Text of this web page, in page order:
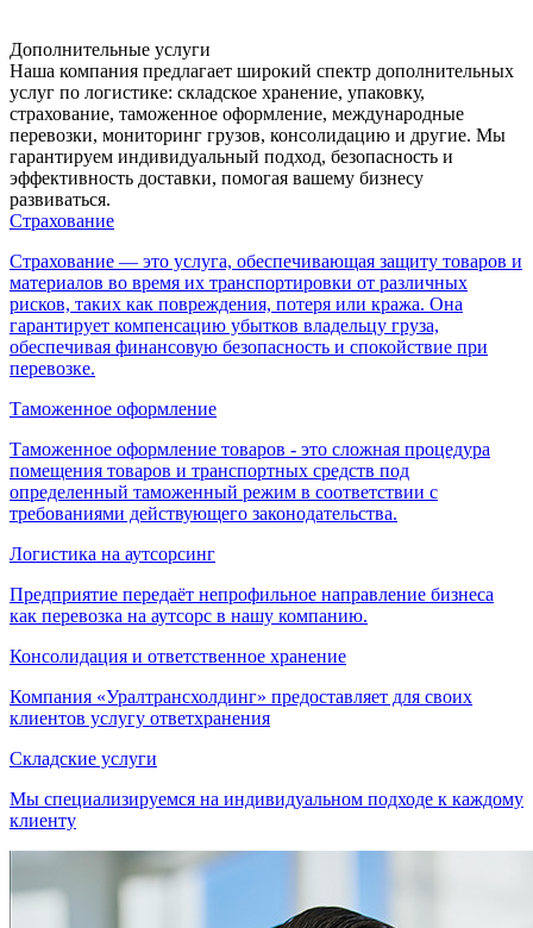
Дополнительные услуги
Наша компания предлагает широкий спектр дополнительных
услуг по логистике: складское хранение, упаковку,
страхование, таможенное оформление, международные
перевозки, мониторинг грузов, консолидацию и другие. Мы
гарантируем индивидуальный подход, безопасность и
эффективность доставки, помогая вашему бизнесу
развиваться.
Страхование
Страхование — это услуга, обеспечивающая защиту товаров и
материалов во время их транспортировки от различных
рисков, таких как повреждения, потеря или кража. Она
гарантирует компенсацию убытков владельцу груза,
обеспечивая финансовую безопасность и спокойствие при
перевозке.
Таможенное оформление
Таможенное оформление товаров - это сложная процедура
помещения товаров и транспортных средств под
определенный таможенный режим в соответствии с
требованиями действующего законодательства.
Логистика на аутсорсинг
Предприятие передаёт непрофильное направление бизнеса
как перевозка на аутсорс в нашу компанию.
Консолидация и ответственное хранение
Компания «Уралтрансхолдинг» предоставляет для своих
клиентов услугу ответхранения
Складские услуги
Мы специализируемся на индивидуальном подходе к каждому
клиенту